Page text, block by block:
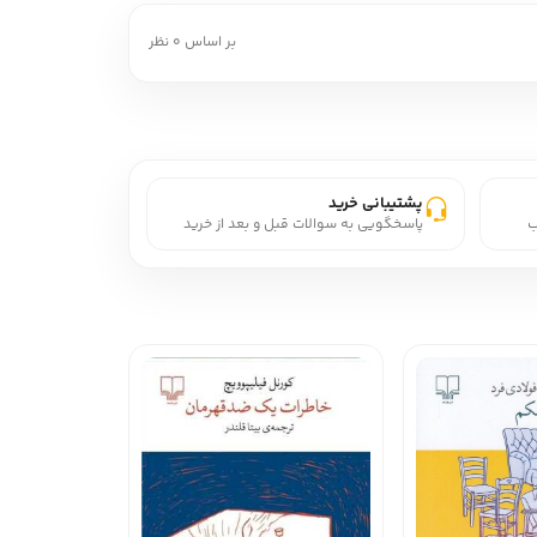
بر اساس 0 نظر
پشتیبانی خرید
پاسخگویی به سوالات قبل و بعد از خرید